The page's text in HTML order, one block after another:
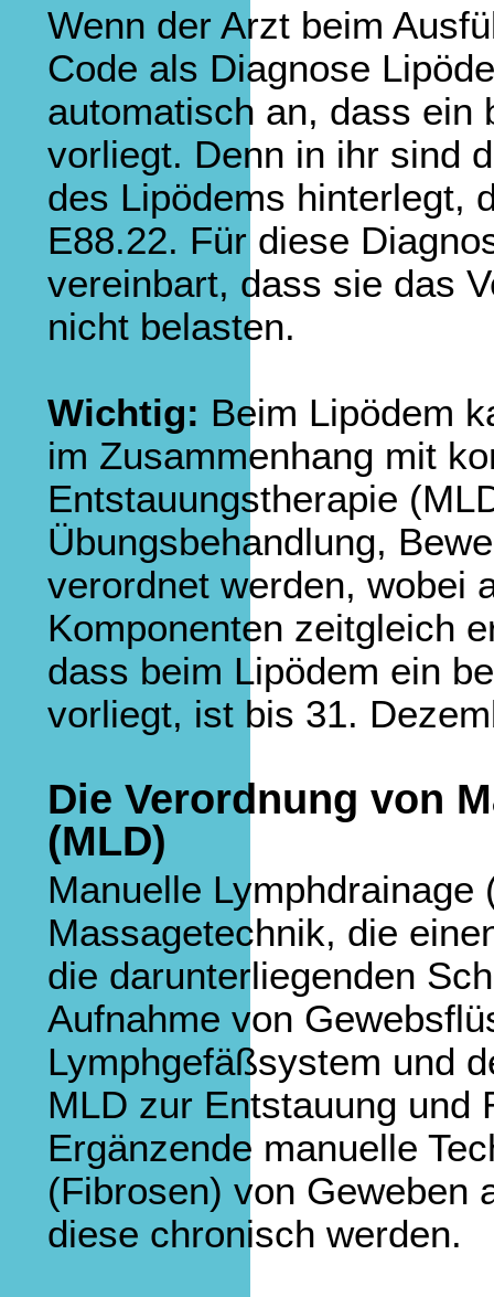
Wenn der Arzt beim
Code als Diagnose
automatisch an, dass ein
vorliegt. Denn in ihr sind
des Lipödems hinterlegt,
E88.22. Für diese
vereinbart, dass sie das
nicht belasten.
Wichtig: Beim Lipödem
im Zusammenhang mit
Entstauungstherapie
Übungsbehandlung,
verordnet werden, wobei
Komponenten zeitgleich
dass beim Lipödem ein
vorliegt, ist bis 31.
Die Verordnung von
(MLD)
Manuelle
Massagetechnik, die
die darunterliegenden
Aufnahme von
Lymphgefäßsystem und
MLD zur Entstauung und
Ergänzende manuelle
(Fibrosen) von Geweben
diese chronisch werden.